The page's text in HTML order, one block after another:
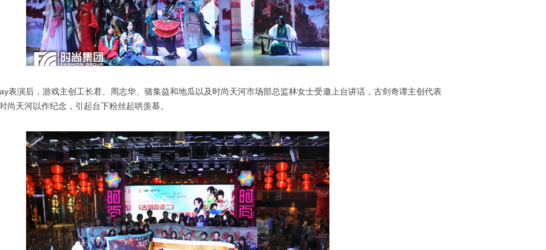
表演后，游戏主创工长君、周志华、骆集益和地瓜以及时尚天河市场部总监林女士受邀上台讲话，古剑奇谭主创代表
尚天河以作纪念，引起台下粉丝起哄羡慕。